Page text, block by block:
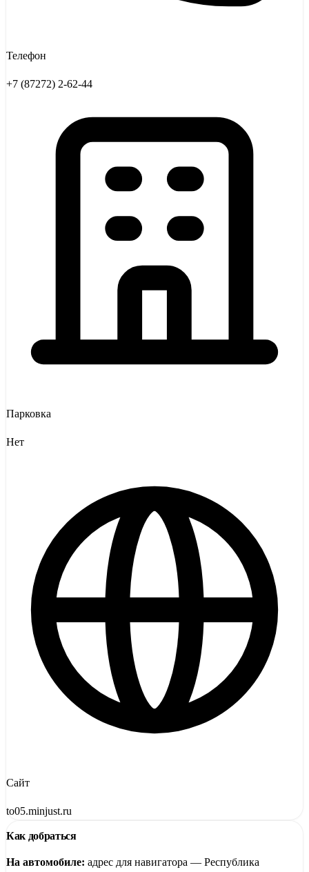
Телефон
+7 (87272) 2-62-44
Парковка
Нет
Сайт
to05.minjust.ru
Как добраться
На автомобиле: адрес для навигатора — Республика